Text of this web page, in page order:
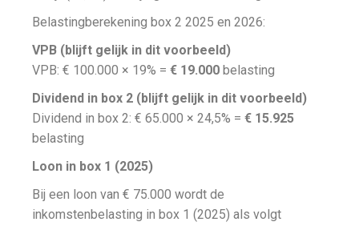
Belastingberekening box 2 2025 en 2026:
VPB (blijft gelijk in dit voorbeeld)
VPB: € 100.000 × 19% = € 19.000 belasting
Dividend in box 2 (blijft gelijk in dit voorbeeld)
Dividend in box 2: € 65.000 × 24,5% = € 15.925
belasting
Loon in box 1 (2025)
Bij een loon van € 75.000 wordt de
inkomstenbelasting in box 1 (2025) als volgt